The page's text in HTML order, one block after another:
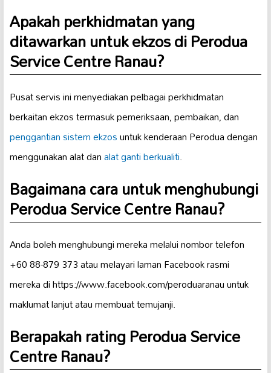
Apakah perkhidmatan yang
ditawarkan untuk ekzos di Perodua
Service Centre Ranau?
Pusat servis ini menyediakan pelbagai perkhidmatan
berkaitan ekzos termasuk pemeriksaan, pembaikan, dan
penggantian sistem ekzosuntuk kenderaan Perodua dengan
menggunakan alat danalat ganti berkualiti.
Bagaimana cara untuk menghubungi
Perodua Service Centre Ranau?
Anda boleh menghubungi mereka melalui nombor telefon
+60 88-879 373 atau melayari laman Facebook rasmi
mereka di https://www.facebook.com/peroduaranau untuk
maklumat lanjut atau membuat temujanji.
Berapakah rating Perodua Service
Centre Ranau?